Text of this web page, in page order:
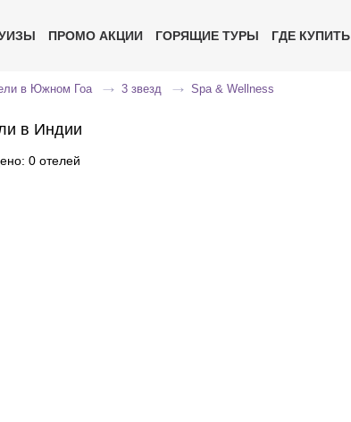
ПРОМО АКЦИИ ГОРЯЩИЕ ТУРЫ ГДЕ КУПИТЬ
в Южном Гоа 3 звезд Spa & Wellness
в Индии
0 отелей